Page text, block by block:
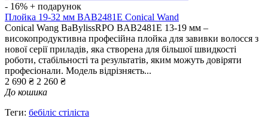
- 16% + подарунок
Плойка 19-32 мм BAB2481E Conical Wand
Conical Wang BaBylissRPO BAB2481E 13-19 мм –
високопродуктивна професійна плойка для завивки волосся з
нової серії приладів, яка створена для більшої швидкості
роботи, стабільності та результатів, яким можуть довіряти
професіонали. Модель відрізняєть...
2 690 ₴ 2 260 ₴
До кошика
Теги: бебіліс стіліста